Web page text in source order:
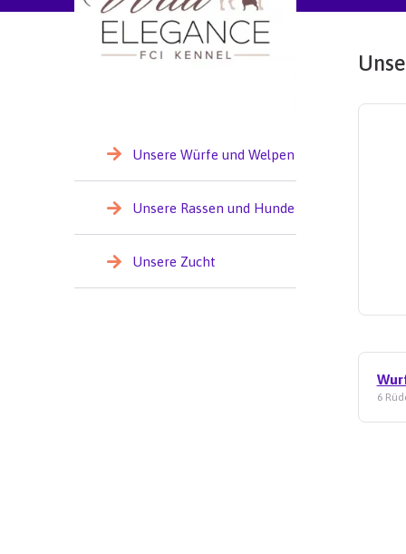
Unsere Würfe und Welpen
Unsere Rassen und Hunde
Unsere Zucht
6